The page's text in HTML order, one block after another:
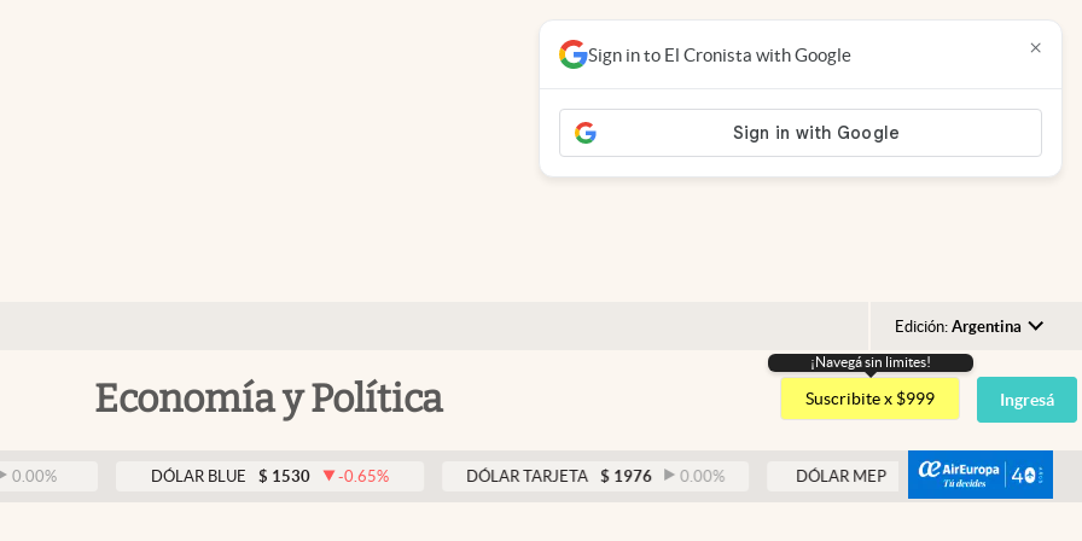
Edición: Argentina
Argentina
España
México
USA
Economía y Política
¡Navegá sin limites!
Suscribite x $999 Ingresá
DÓLAR BLUE $ 1530 -0.65 % DÓLAR TARJETA $ 1976 0.00 % DÓLAR MEP $ 1521,52 0.23%
Sign in to El Cronista with Google ×